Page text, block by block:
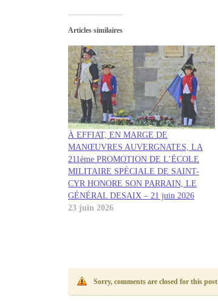
Articles similaires
À EFFIAT, EN MARGE DE
MANŒUVRES AUVERGNATES, LA
211ème PROMOTION DE L’ÉCOLE
MILITAIRE SPÉCIALE DE SAINT-
CYR HONORE SON PARRAIN, LE
GÉNÉRAL DESAIX – 21 juin 2026
23 juin 2026
Sorry, comments are closed for this post